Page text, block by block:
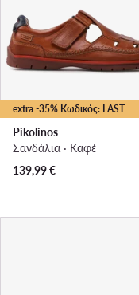
extra -35% Κωδικός: LAST
Pikolinos
Σανδάλια · Καφέ
139,99€